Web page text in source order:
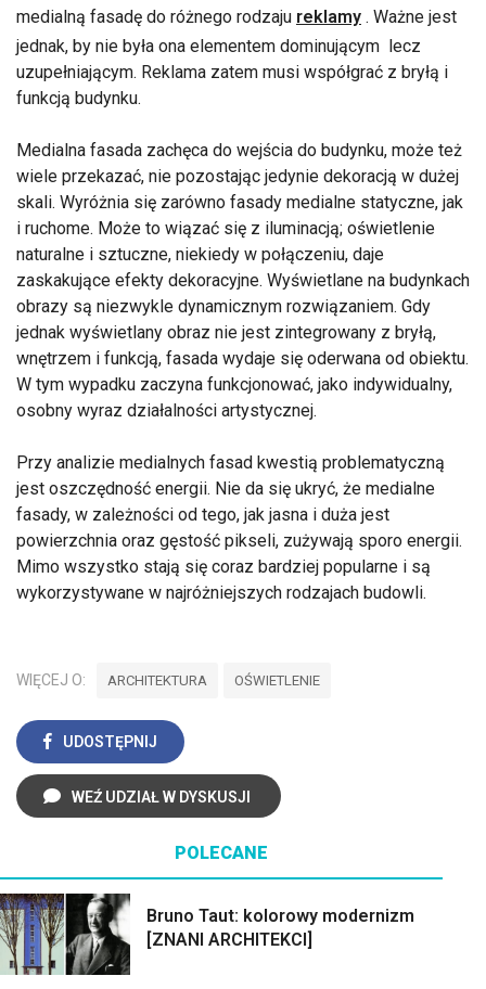
medialną fasadę do różnego rodzaju reklamy . Ważne jest
jednak, by nie była ona elementem dominującym lecz
uzupełniającym. Reklama zatem musi współgrać z bryłą i
funkcją budynku.
Medialna fasada zachęca do wejścia do budynku, może też
wiele przekazać, nie pozostając jedynie dekoracją w dużej
skali. Wyróżnia się zarówno fasady medialne statyczne, jak
i ruchome. Może to wiązać się z iluminacją; oświetlenie
naturalne i sztuczne, niekiedy w połączeniu, daje
zaskakujące efekty dekoracyjne. Wyświetlane na budynkach
obrazy są niezwykle dynamicznym rozwiązaniem. Gdy
jednak wyświetlany obraz nie jest zintegrowany z bryłą,
wnętrzem i funkcją, fasada wydaje się oderwana od obiektu.
W tym wypadku zaczyna funkcjonować, jako indywidualny,
osobny wyraz działalności artystycznej.
Przy analizie medialnych fasad kwestią problematyczną
jest oszczędność energii. Nie da się ukryć, że medialne
fasady, w zależności od tego, jak jasna i duża jest
powierzchnia oraz gęstość pikseli, zużywają sporo energii.
Mimo wszystko stają się coraz bardziej popularne i są
wykorzystywane w najróżniejszych rodzajach budowli.
WIĘCEJ O: ARCHITEKTURA OŚWIETLENIE
UDOSTĘPNIJ
WEŹ UDZIAŁ W DYSKUSJI
POLECANE
Bruno Taut: kolorowy modernizm
[ZNANI ARCHITEKCI]